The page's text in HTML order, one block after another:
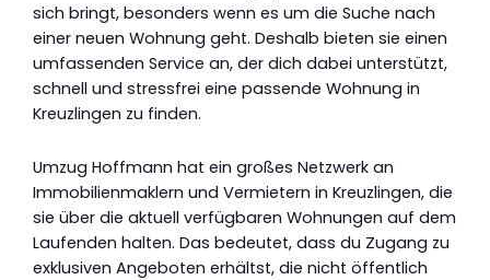
sich bringt, besonders wenn es um die Suche nach
einer neuen Wohnung geht. Deshalb bieten sie einen
umfassenden Service an, der dich dabei unterstützt,
schnell und stressfrei eine passende Wohnung in
Kreuzlingen zu finden.
Umzug Hoffmann hat ein großes Netzwerk an
Immobilienmaklern und Vermietern in Kreuzlingen, die
sie über die aktuell verfügbaren Wohnungen auf dem
Laufenden halten. Das bedeutet, dass du Zugang zu
exklusiven Angeboten erhältst, die nicht öffentlich